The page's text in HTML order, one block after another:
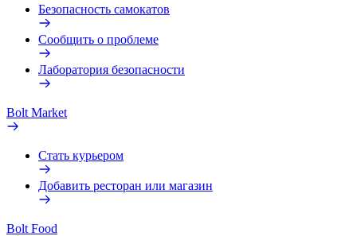
Безопасность самокатов
Сообщить о проблеме
Лаборатория безопасности
Bolt Market
Стать курьером
Добавить ресторан или магазин
Bolt Food